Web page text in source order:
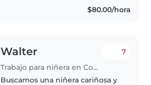
$80.00/hora
Walter
Trabajo para niñera en Coyoacán
7
Buscamos una niñera cariñosa y